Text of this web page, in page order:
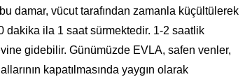
damar, vücut tarafından zamanla küçültülerek
dakika ila 1 saat sürmektedir. 1-2 saatlik
gidebilir. Günümüzde EVLA, safen venler,
kapatılmasında yaygın olarak